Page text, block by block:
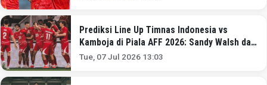
Prediksi Line Up Timnas Indonesia vs
Kamboja di Piala AFF 2026: Sandy Walsh dan
Ragnar Oratmangoen Starter!
Tue, 07 Jul 2026 13:03